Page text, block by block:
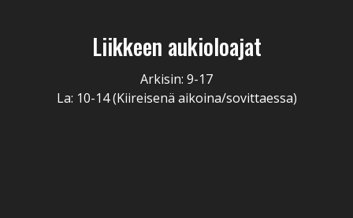
Liikkeen aukioloajat
Arkisin: 9-17
La: 10-14 (Kiireisenä aikoina/sovittaessa)